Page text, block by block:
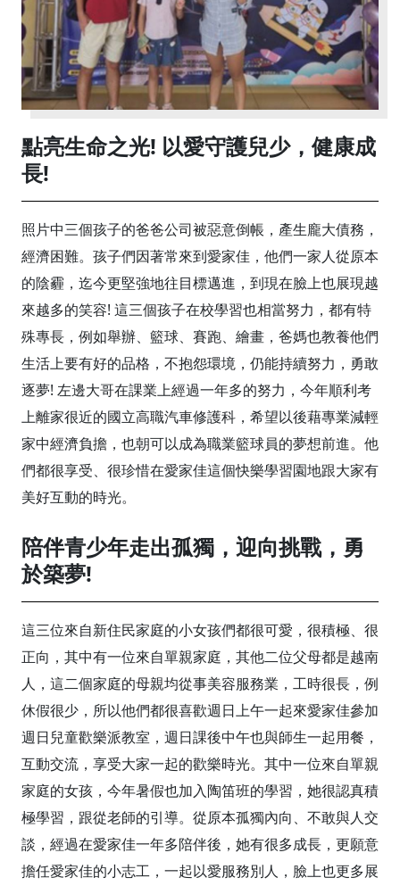
點亮生命之光! 以愛守護兒少，健康成
長!
照片中三個孩子的爸爸公司被惡意倒帳，產生龐大債務，
經濟困難。孩子們因著常來到愛家佳，他們一家人從原本
的陰霾，迄今更堅強地往目標邁進，到現在臉上也展現越
來越多的笑容! 這三個孩子在校學習也相當努力，都有特
殊專長，例如舉辦、籃球、賽跑、繪畫，爸媽也教養他們
生活上要有好的品格，不抱怨環境，仍能持續努力，勇敢
逐夢! 左邊大哥在課業上經過一年多的努力，今年順利考
上離家很近的國立高職汽車修護科，希望以後藉專業減輕
家中經濟負擔，也朝可以成為職業籃球員的夢想前進。他
們都很享受、很珍惜在愛家佳這個快樂學習園地跟大家有
美好互動的時光。
陪伴青少年走出孤獨，迎向挑戰，勇
於築夢!
這三位來自新住民家庭的小女孩們都很可愛，很積極、很
正向，其中有一位來自單親家庭，其他二位父母都是越南
人，這二個家庭的母親均從事美容服務業，工時很長，例
休假很少，所以他們都很喜歡週日上午一起來愛家佳參加
週日兒童歡樂派教室，週日課後中午也與師生一起用餐，
互動交流，享受大家一起的歡樂時光。其中一位來自單親
家庭的女孩，今年暑假也加入陶笛班的學習，她很認真積
極學習，跟從老師的引導。從原本孤獨內向、不敢與人交
談，經過在愛家佳一年多陪伴後，她有很多成長，更願意
擔任愛家佳的小志工，一起以愛服務別人，臉上也更多展